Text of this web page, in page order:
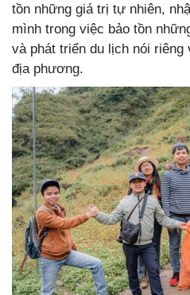
tồn những giá trị tự nhiên,
mình trong việc bảo tồn
và phát triển du lịch nói riêng
địa phương.